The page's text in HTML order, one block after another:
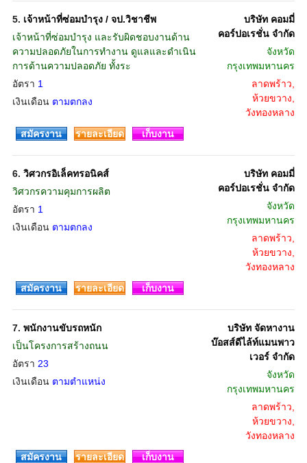
5. เจ้าหน้าที่ซ่อมบำรุง / จป.วิชาชีพ
เจ้าหน้าที่ซ่อมบำรุง และรับผิดชอบงานด้าน
ความปลอดภัยในการทำงาน ดูแลและดำเนิน
การด้านความปลอดภัย ทั้งระ
อัตรา 1
เงินเดือน ตามตกลง
บริษัท คอมมี่
คอร์ปอเรชั่น จำกัด
จังหวัด
กรุงเทพมหานคร
ลาดพร้าว,
ห้วยขวาง,
วังทองหลาง
สมัครงาน
รายละเอียด เก็บงาน
6. วิศวกรอิเล็คทรอนิคส์
วิศวกรความคุมการผลิต
อัตรา 1
เงินเดือน ตามตกลง
บริษัท คอมมี่
คอร์ปอเรชั่น จำกัด
จังหวัด
กรุงเทพมหานคร
ลาดพร้าว,
ห้วยขวาง,
วังทองหลาง
สมัครงาน
รายละเอียด เก็บงาน
7. พนักงานขับรถหนัก
เป็นโครงการสร้างถนน
อัตรา 23
เงินเดือน ตามตำแหน่ง
บริษัท จัดหางาน
บ๊อสส์ดีไล้ท์แมนพาว
เวอร์ จำกัด
จังหวัด
กรุงเทพมหานคร
ลาดพร้าว,
ห้วยขวาง,
วังทองหลาง
สมัครงาน
รายละเอียด เก็บงาน